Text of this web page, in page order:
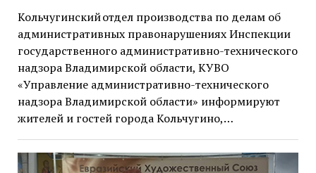
Кольчугинский отдел производства по делам об
административных правонарушениях Инспекции
государственного административно-технического
надзора Владимирской области, КУВО
«Управление административно-технического
надзора Владимирской области» информируют
жителей и гостей города Кольчугино,…